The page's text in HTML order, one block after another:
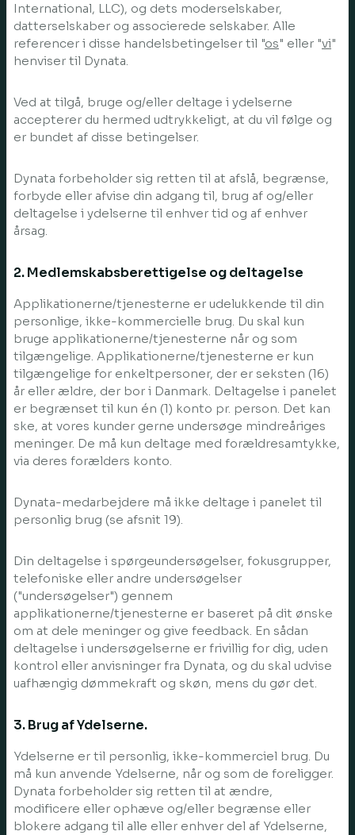
International, LLC), og dets moderselskaber,
datterselskaber og associerede selskaber. Alle
referencer i disse handelsbetingelser til "os" eller "vi"
henviser til Dynata.
Ved at tilgå, bruge og/eller deltage i ydelserne
accepterer du hermed udtrykkeligt, at du vil følge og
er bundet af disse betingelser.
Dynata forbeholder sig retten til at afslå, begrænse,
forbyde eller afvise din adgang til, brug af og/eller
deltagelse i ydelserne til enhver tid og af enhver
årsag.
2. Medlemskabsberettigelse og deltagelse
Applikationerne/tjenesterne er udelukkende til din
personlige, ikke-kommercielle brug. Du skal kun
bruge applikationerne/tjenesterne når og som
tilgængelige. Applikationerne/tjenesterne er kun
tilgængelige for enkeltpersoner, der er seksten (16)
år eller ældre, der bor i Danmark. Deltagelse i panelet
er begrænset til kun én (1) konto pr. person. Det kan
ske, at vores kunder gerne undersøge mindreåriges
meninger. De må kun deltage med forældresamtykke,
via deres forælders konto.
Dynata-medarbejdere må ikke deltage i panelet til
personlig brug (se afsnit 19).
Din deltagelse i spørgeundersøgelser, fokusgrupper,
telefoniske eller andre undersøgelser
("undersøgelser") gennem
applikationerne/tjenesterne er baseret på dit ønske
om at dele meninger og give feedback. En sådan
deltagelse i undersøgelserne er frivillig for dig, uden
kontrol eller anvisninger fra Dynata, og du skal udvise
uafhængig dømmekraft og skøn, mens du gør det.
3. Brug af Ydelserne.
Ydelserne er til personlig, ikke-kommerciel brug. Du
må kun anvende Ydelserne, når og som de foreligger.
Dynata forbeholder sig retten til at ændre,
modificere eller ophæve og/eller begrænse eller
blokere adgang til alle eller enhver del af Ydelserne,